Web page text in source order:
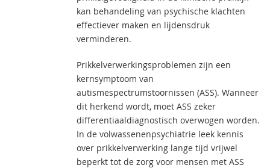
kan behandeling van psychische klachten
effectiever maken en lijdensdruk
verminderen.
Prikkelverwerkingsproblemen zijn een
kernsymptoom van
autismespectrumstoornissen (ASS). Wanneer
dit herkend wordt, moet ASS zeker
differentiaaldiagnostisch overwogen worden.
In de volwassenenpsychiatrie leek kennis
over prikkelverwerking lange tijd vrijwel
beperkt tot de zorg voor mensen met ASS